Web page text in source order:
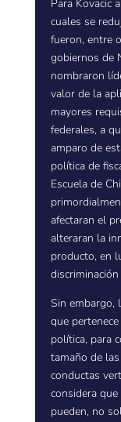
Para Kovacic
cuales se
fueron, entre
gobiernos de
nombraron
valor de la
mayores
federales, a
amparo de
política de
Escuela de
afectaran el
alteraran la
producto, en
Sin embargo,
que
política, para
tamaño de
conductas
considera
pueden, no